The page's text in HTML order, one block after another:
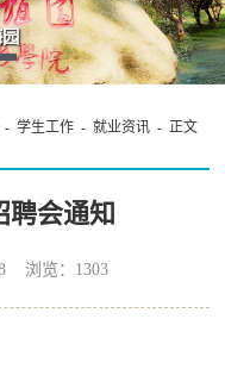
- 学生工作- 就业资讯- 正文
聘会通知
浏览： 1303